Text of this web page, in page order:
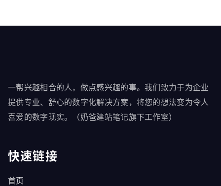
一帮兴趣相合的人，做点感兴趣的事。我们致力于为企业
提供专业、舒心的数字化解决方案，将您的想法变为令人
喜爱的数字现实。（奶爸建站笔记旗下工作室）
快速链接
首页